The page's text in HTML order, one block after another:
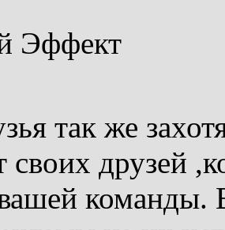
Эффект
так же
своих друзей
команды.